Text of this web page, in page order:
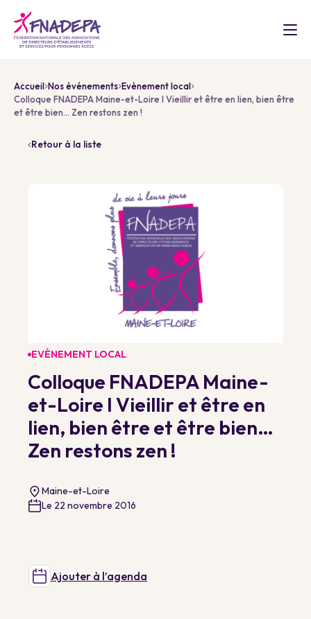
Accueil Nos événements Evènement local
Colloque FNADEPA Maine-et-Loire I Vieillir et être en lien, bien être
et être bien… Zen restons zen !
Retour à la liste
EVÈNEMENT LOCAL
Colloque FNADEPA Maine-
et-Loire I Vieillir et être en
lien, bien être et être bien…
Zen restons zen !
Maine-et-Loire
Le 22 novembre 2016
Ajouter à l’agenda